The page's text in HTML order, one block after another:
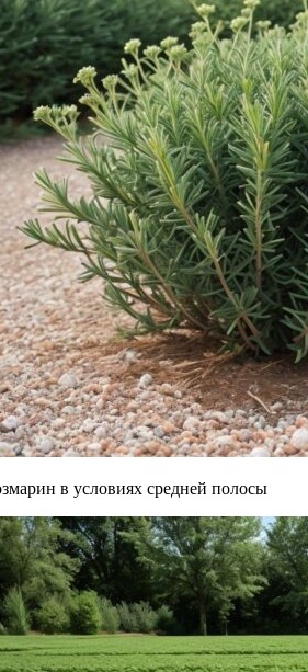
в условиях средней полосы